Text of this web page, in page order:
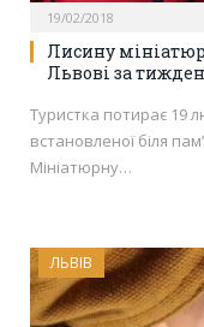
19/02/2018
Лисину
Львові за
Туристка потирає 19
встановленої біля
Мініатюрну…
ЛЬВІВ